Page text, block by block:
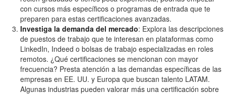
con cursos más específicos o programas de entrada que te
preparen para estas certificaciones avanzadas.
Investiga la demanda del mercado: Explora las descripciones
de puestos de trabajo que te interesan en plataformas como
LinkedIn, Indeed o bolsas de trabajo especializadas en roles
remotos. ¿Qué certificaciones se mencionan con mayor
frecuencia? Presta atención a las demandas específicas de las
empresas en EE. UU. y Europa que buscan talento LATAM.
Algunas industrias pueden valorar más una certificación sobre